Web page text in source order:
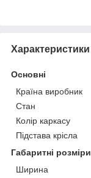
Характеристики
Основні
Країна виробник
Стан
Колір каркасу
Підстава крісла
Габаритні розміри
Ширина